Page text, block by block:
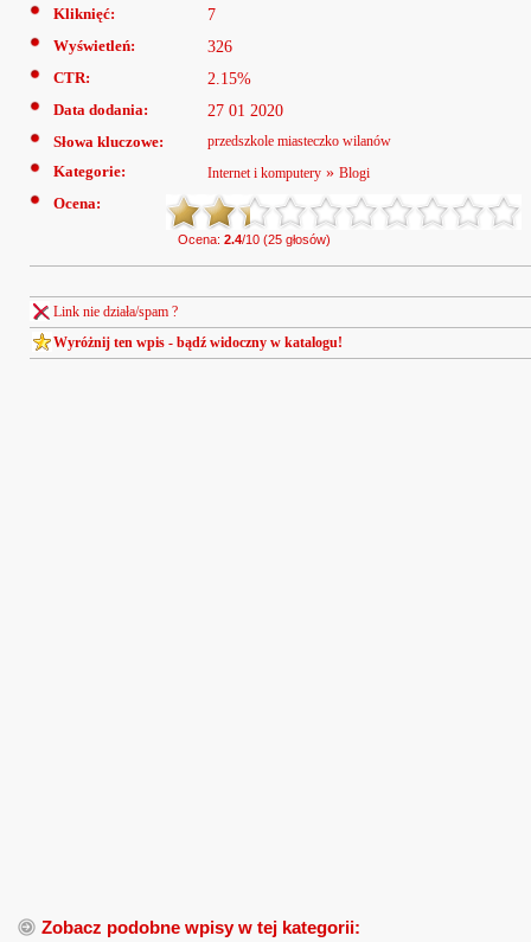
Kliknięć:
7
Wyświetleń: 326
CTR: 2.15%
Data dodania: 27 01 2020
Słowa kluczowe: przedszkole miasteczko wilanów
Kategorie: Internet i komputery » Blogi
Ocena:
Ocena: 2.4/10 (25 głosów)
Link nie działa/spam ?
Wyróżnij ten wpis - bądź widoczny w katalogu!
Zobacz podobne wpisy w tej kategorii: